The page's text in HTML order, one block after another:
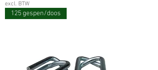
excl. BTW
125 gespen/doos